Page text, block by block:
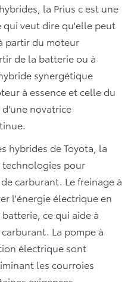
la Prius c est une
veut dire qu'elle peut
partir du moteur
de la batterie ou à
synergétique
à essence et celle du
novatrice
hybrides de Toyota, la
technologies pour
carburant. Le freinage à
l'énergie électrique en
ce qui aide à
La pompe à
électrique sont
les courroies